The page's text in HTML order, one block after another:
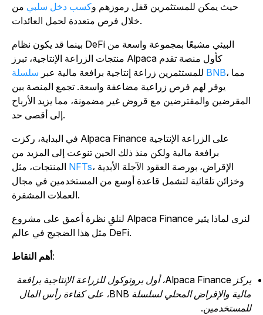
حيث يمكن للمستثمرين قفل رموزهم وكسب دخل سلبيمن
بينما قد يكون نظام DeFi البيئي مشبعًا بمجموعة واسعة من
منتجات الزراعة الإنتاجية، تبرز Alpaca كأول منصة تقدم
للمستثمرين زراعة إنتاجية برافعة مالية عبرسلسلة BNB، مما
يوفر لهم فرص زراعية مضاعفة واسعة. تجمع المنصة بين
والمقترضين مع قروض غير مضمونة، مما يزيد الأرباح
في البداية، ركزت Alpaca Finance على الزراعة الإنتاجية
برافعة مالية ولكن منذ ذلك الحين تنوعت إلى المزيد من
المنتجات، مثلNFTs، الإقراض، بورصة العقود الآجلة الأبدية
وخزائن تلقائية لتشمل قاعدة أوسع من المستخدمين في مجال
لنلقِ نظرة أعمق على مشروع Alpaca Finance لنرى لماذا يثير
مثل هذا الضجيج في عالم DeFi.
أهم النقاط
يركز Alpaca Finance، أول بروتوكول للزراعة الإنتاجية برافعة
مالية والإقراض المحلي لسلسلة BNB، على كفاءة رأس المال